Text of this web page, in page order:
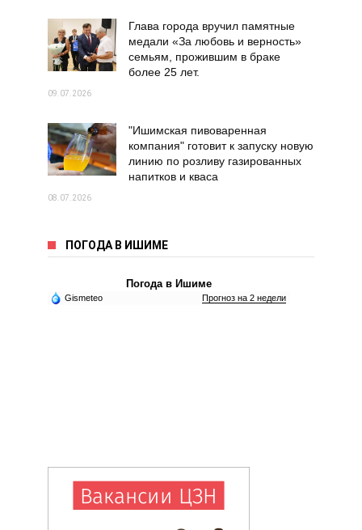
Глава города вручил памятные
медали «За любовь и верность»
семьям, прожившим в браке
более 25 лет.
09.07.2026
"Ишимская пивоваренная
компания" готовит к запуску новую
линию по розливу газированных
напитков и кваса
08.07.2026
ПОГОДА В ИШИМЕ
Погода в Ишиме
Gismeteo Прогноз на 2 недели